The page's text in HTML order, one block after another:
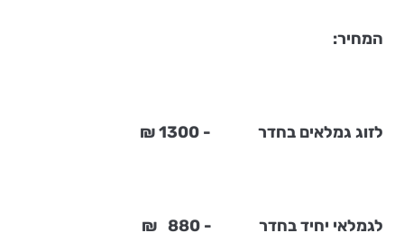
המחיר:
לזוג גמלאים בחדר - 1300 ₪
לגמלאי יחיד בחדר - 880 ₪